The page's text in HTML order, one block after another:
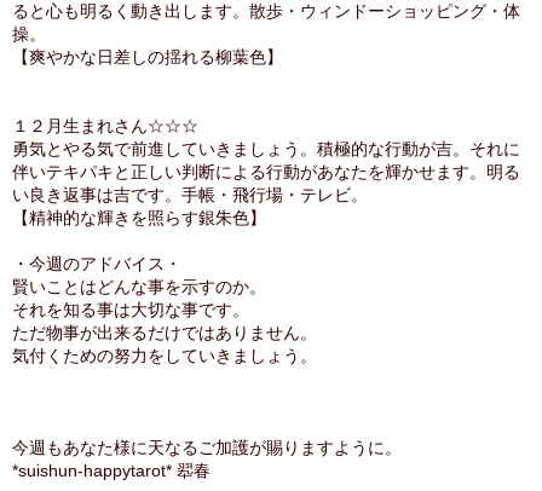
ると心も明るく動き出します。散歩・ウィンドーショッピング・体
操。
【爽やかな日差しの揺れる柳葉色】
１２月生まれさん☆☆☆
勇気とやる気で前進していきましょう。積極的な行動が吉。それに
伴いテキパキと正しい判断による行動があなたを輝かせます。明る
い良き返事は吉です。手帳・飛行場・テレビ。
【精神的な輝きを照らす銀朱色】
・今週のアドバイス・
賢いことはどんな事を示すのか。
それを知る事は大切な事です。
ただ物事が出来るだけではありません。
気付くための努力をしていきましょう。
今週もあなた様に天なるご加護が賜りますように。
*suishun-happytarot* 翆春